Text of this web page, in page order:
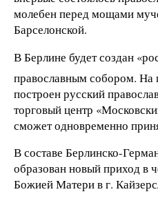
молебен перед мощами
Барселонской.
В Берлине будет создан
православным собором. На
построен русский
торговый центр
сможет одновременно
В составе Берлинско-
образован новый приход в
Божией Матери в г.